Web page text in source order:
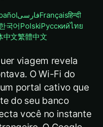
فارسیFrançaisहिन्दी
국어PolskiРусскийไทย
中文繁體中文
viagem revela
O Wi-Fi do
portal cativo que
do seu banco
você no instante